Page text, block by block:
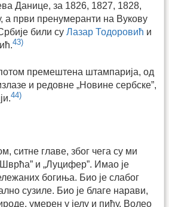
Данице, за 1826, 1827, 1828,
а први пренумеранти на Вукову
били су Лазар Тодоровић и
43)
потом премештена штампарија, од
и редовне „Новине сербске”,
44)
ситне главе, због чега су ми
и „Луцифер”. Имао је
богиња. Био је слабог
сузиле. Био је благе нарави,
умерен у јелу и пићу. Волео